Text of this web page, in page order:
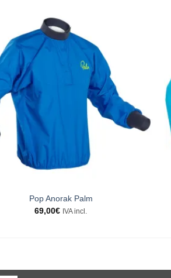
Pop Anorak Palm
69,00€ IVA incl.